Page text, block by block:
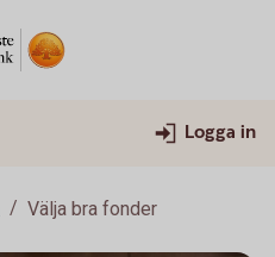
Logga in
Välja bra fonder